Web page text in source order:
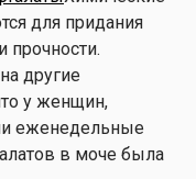
для придания
прочности.
другие
у женщин,
еженедельные
в моче была